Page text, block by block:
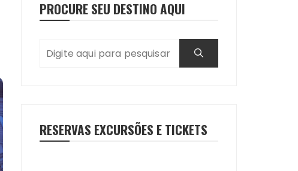
PROCURE SEU DESTINO AQUI
RESERVAS EXCURSÕES E TICKETS